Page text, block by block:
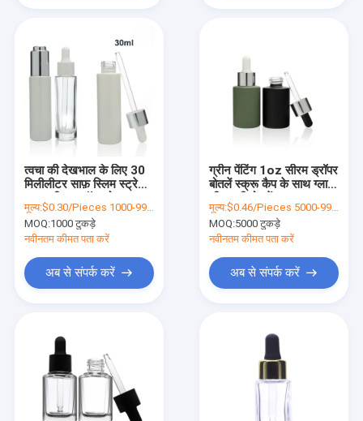
हमारे बारे में
त्वचा की देखभाल के लिए 30
मिलीलीटर साफ़ स्लिम स्ट्रेट
आवश्यक तेल मुहरबंद बोतलें
मूल्य:$0.30/Pieces 1000-9999 Pieces
MOQ:1000 टुकड़े
नवीनतम कीमत पता करें
अब से संपर्क करें
ग्रीन पेंटिंग 1oz सीरम ड्रॉपर
बोतलें स्क्रू कैप के साथ ग्लास
मूल्य:$0.46/Pieces 5000-9999 Pieces
MOQ:5000 टुकड़े
नवीनतम कीमत पता करें
अब से संपर्क करें